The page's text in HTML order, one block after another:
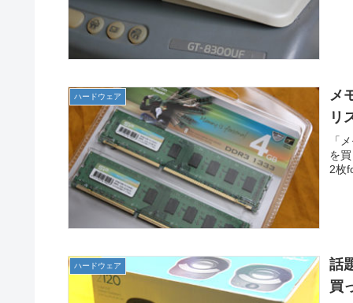
ハードウェア
メ
リ
「
を
2枚
ハードウェア
話
買